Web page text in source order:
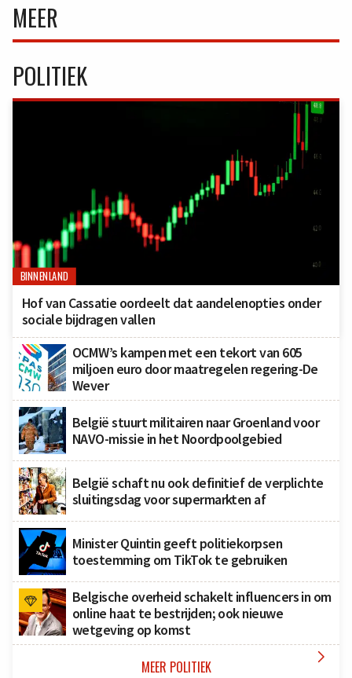
MEER
POLITIEK
BINNENLAND
Hof van Cassatie oordeelt dat aandelenopties onder
sociale bijdragen vallen
OCMW’s kampen met een tekort van 605
miljoen euro door maatregelen regering-De
Wever
België stuurt militairen naar Groenland voor
NAVO-missie in het Noordpoolgebied
België schaft nu ook definitief de verplichte
sluitingsdag voor supermarkten af
Minister Quintin geeft politiekorpsen
toestemming om TikTok te gebruiken
Belgische overheid schakelt influencers in om
online haat te bestrijden; ook nieuwe
wetgeving op komst
MEER POLITIEK 